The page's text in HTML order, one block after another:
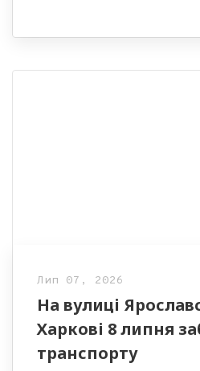
Лип 07, 2026
На вулиці
Харкові 8 липня
транспорту